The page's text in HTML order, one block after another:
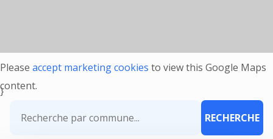
Please accept marketing cookies to view this Google Maps
content.
}